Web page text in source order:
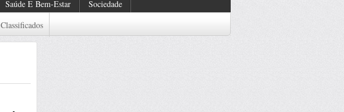
Saúde E Bem-Estar
Sociedade
Classificados